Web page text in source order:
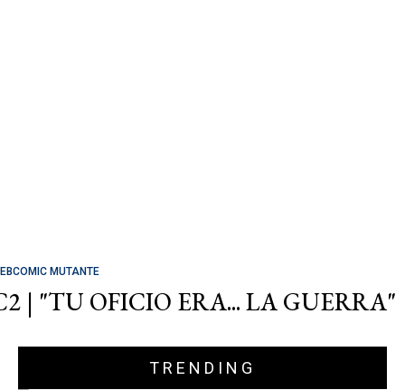
MUTANTE
| "TU OFICIO ERA... LA GUERRA"
TRENDING